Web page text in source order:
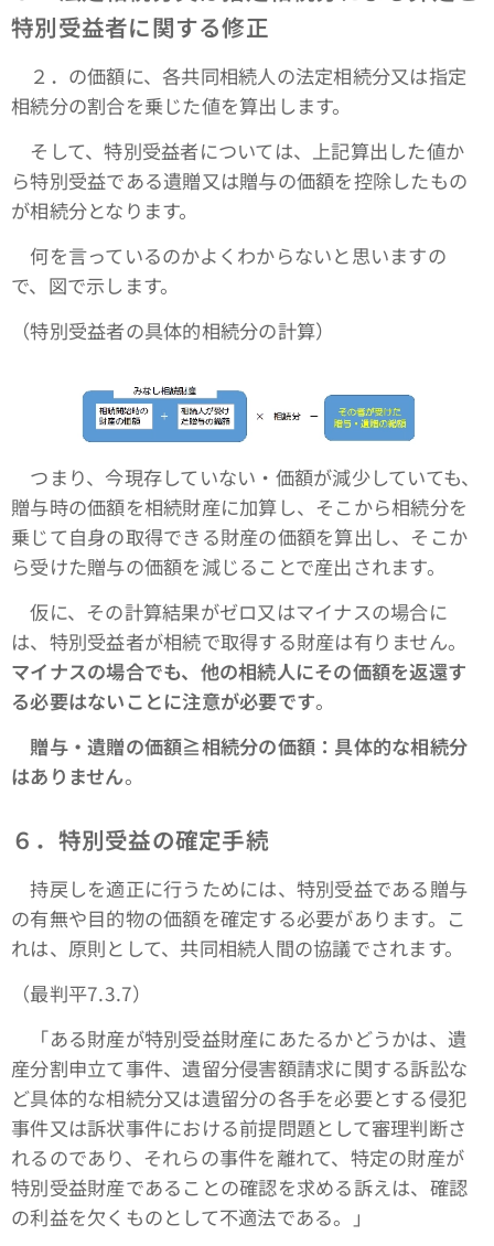
特別受益者に関する修正
２．の価額に、各共同相続人の法定相続分又は指定
相続分の割合を乗じた値を算出します。
そして、特別受益者については、上記算出した値か
ら特別受益である遺贈又は贈与の価額を控除したもの
が相続分となります。
何を言っているのかよくわからないと思いますの
で、図で示します。
（特別受益者の具体的相続分の計算）
つまり、今現存していない・価額が減少していても、
贈与時の価額を相続財産に加算し、そこから相続分を
乗じて自身の取得できる財産の価額を算出し、そこか
ら受けた贈与の価額を減じることで産出されます。
仮に、その計算結果がゼロ又はマイナスの場合に
は、特別受益者が相続で取得する財産は有りません。
マイナスの場合でも、他の相続人にその価額を返還す
る必要はないことに注意が必要です。
贈与・遺贈の価額≧相続分の価額：具体的な相続分
はありません。
６．特別受益の確定手続
持戻しを適正に行うためには、特別受益である贈与
の有無や目的物の価額を確定する必要があります。こ
れは、原則として、共同相続人間の協議でされます。
（最判平7.3.7）
「ある財産が特別受益財産にあたるかどうかは、遺
産分割申立て事件、遺留分侵害額請求に関する訴訟な
ど具体的な相続分又は遺留分の各手を必要とする侵犯
事件又は訴状事件における前提問題として審理判断さ
れるのであり、それらの事件を離れて、特定の財産が
特別受益財産であることの確認を求める訴えは、確認
の利益を欠くものとして不適法である。」